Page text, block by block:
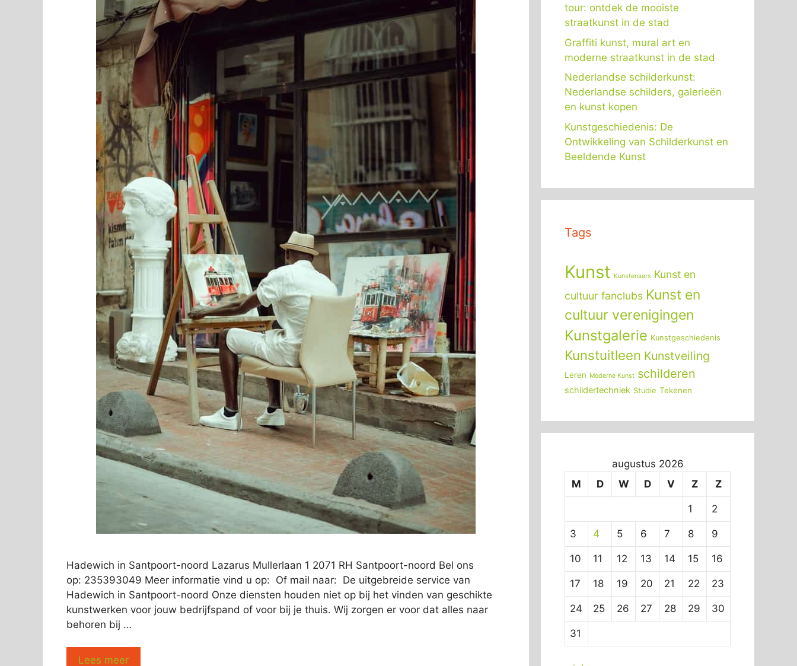
Hadewich in Santpoort-noord Lazarus Mullerlaan 1 2071 RH Santpoort-noord Bel ons
op: 235393049 Meer informatie vind u op: Of mail naar: De uitgebreide service van
Hadewich in Santpoort-noord Onze diensten houden niet op bij het vinden van geschikte
kunstwerken voor jouw bedrijfspand of voor bij je thuis. Wij zorgen er voor dat alles naar
behoren bij …
Lees meer
tour: ontdek de mooiste
straatkunst in de stad
Graffiti kunst, mural art en
moderne straatkunst in de stad
Nederlandse schilderkunst:
Nederlandse schilders, galerieën
en kunst kopen
Kunstgeschiedenis: De
Ontwikkeling van Schilderkunst en
Beeldende Kunst
Tags
Kunst Kunstenaars Kunst en
cultuur fanclubs Kunst en
cultuur verenigingen
Kunstgalerie Kunstgeschiedenis
Kunstuitleen Kunstveiling
Leren Moderne Kunst schilderen
schildertechniek Studie Tekenen
augustus 2026
M
D W D V Z Z
1 2
3 4 5 6 7 8 9
10 11 12 13 14 15 16
17 18 19 20 21 22 23
24 25 26 27 28 29 30
31